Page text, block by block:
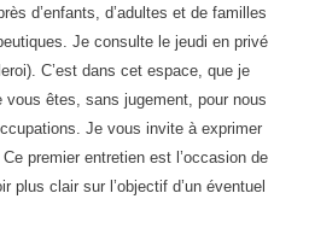
d’enfants, d’adultes et de familles
Je consulte le jeudi en privé
C’est dans cet espace, que je
êtes, sans jugement, pour nous
Je vous invite à exprimer
premier entretien est l’occasion de
plus clair sur l’objectif d’un éventuel